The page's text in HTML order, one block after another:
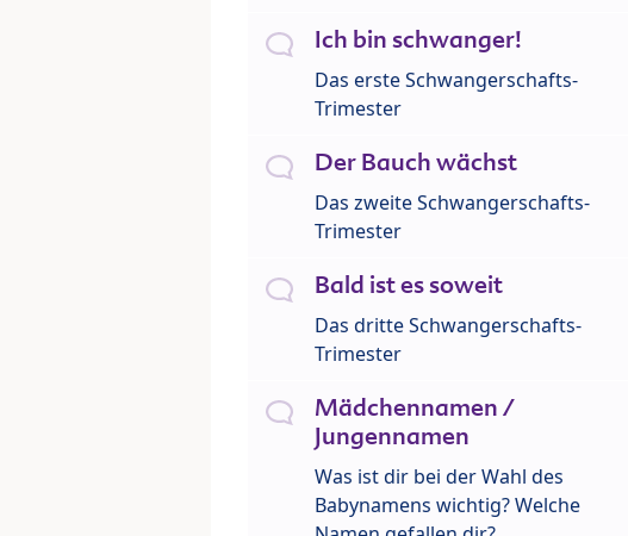
Ich bin schwanger!
Das erste Schwangerschafts-
Trimester
Der Bauch wächst
Das zweite Schwangerschafts-
Trimester
Bald ist es soweit
Das dritte Schwangerschafts-
Trimester
Mädchennamen /
Jungennamen
Was ist dir bei der Wahl des
Babynamens wichtig? Welche